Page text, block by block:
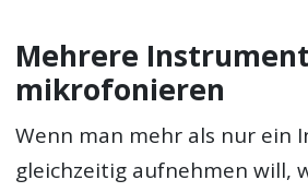
Mehrere
mikrofonieren
Wenn man mehr als nur ein
gleichzeitig aufnehmen will,